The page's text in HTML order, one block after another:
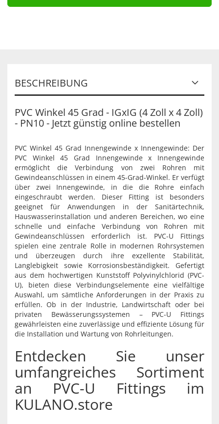
BESCHREIBUNG
PVC Winkel 45 Grad - IGxIG (4 Zoll x 4 Zoll)
- PN10 - Jetzt günstig online bestellen
PVC Winkel 45 Grad Innengewinde x Innengewinde: Der
PVC Winkel 45 Grad Innengewinde x Innengewinde
ermöglicht die Verbindung von zwei Rohren mit
Gewindeanschlüssen in einem 45-Grad-Winkel. Er verfügt
über zwei Innengewinde, in die die Rohre einfach
eingeschraubt werden. Dieser Fitting ist besonders
geeignet für Anwendungen in der Sanitärtechnik,
Hauswasserinstallation und anderen Bereichen, wo eine
schnelle und einfache Verbindung von Rohren mit
Gewindeanschlüssen erforderlich ist. PVC-U Fittings
spielen eine zentrale Rolle in modernen Rohrsystemen
und überzeugen durch ihre exzellente Stabilität,
Langlebigkeit sowie Korrosionsbeständigkeit. Gefertigt
aus dem hochwertigen Kunststoff Polyvinylchlorid (PVC-
U), bieten diese Verbindungselemente eine vielfältige
Auswahl, um sämtliche Anforderungen in der Praxis zu
erfüllen. Ob in der Industrie, Landwirtschaft oder bei
privaten Bewässerungssystemen – PVC-U Fittings
gewährleisten eine zuverlässige und effiziente Lösung für
die Installation und Wartung von Rohrleitungen.
Entdecken Sie unser
umfangreiches Sortiment
an PVC-U Fittings im
KULANO.store